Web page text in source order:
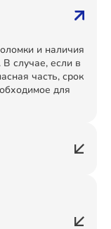
и наличия
случае, если в
часть, срок
для